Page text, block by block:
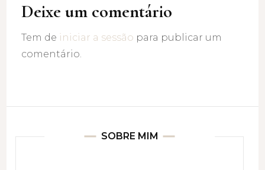
Deixe um comentário
Tem de iniciar a sessão para publicar um
comentário.
SOBRE MIM